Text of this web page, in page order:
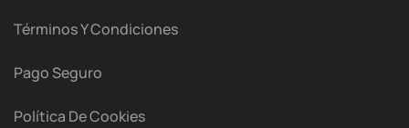
Términos Y Condiciones
Pago Seguro
Política De Cookies